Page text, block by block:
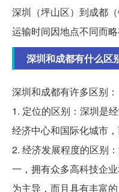
深圳（坪山区）到成都
运输时间因地点不同而略
深圳和成都有什么区
深圳和成都有许多区别：
1. 定位的区别：深圳是
经济中心和国际化城市
2. 经济发展程度的区别
一，拥有众多高科技企
为主导，而且具有丰富的